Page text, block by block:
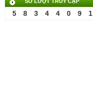
5 8 3 4 4 0 9 1